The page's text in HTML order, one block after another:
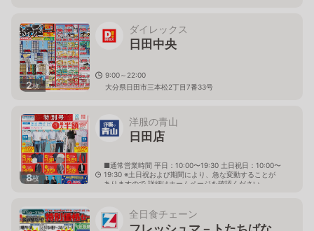
2枚
ダイレックス
日田中央
9:00～22:00
大分県日田市三本松2丁目7番33号
8枚
洋服の青山
日田店
■通常営業時間 平日：10:00〜19:30 土日祝日：10:00〜
19:30 ※土日祝および期間により、急な変動することが
ありますので 詳細はホームページを確認ください
全日食チェーン